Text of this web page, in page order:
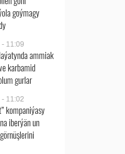
goýmagy
11:09
ammiak
karbamid
gurlar
11:02
kompaniýasy
iberýän un